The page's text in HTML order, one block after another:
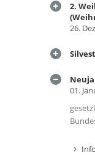
2.
26.
01.